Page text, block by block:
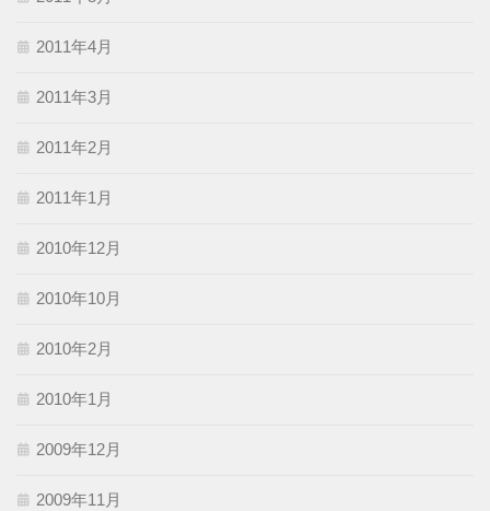
2011年4月
2011年3月
2011年2月
2011年1月
2010年12月
2010年10月
2010年2月
2010年1月
2009年12月
2009年11月